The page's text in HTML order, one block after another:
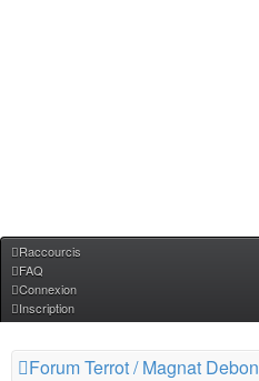
Raccourcis
FAQ
Connexion
Inscription
Forum Terrot / Magnat Debon